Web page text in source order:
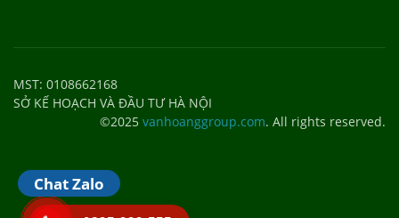
MST: 0108662168
SỞ KẾ HOẠCH VÀ ĐẦU TƯ HÀ NỘI
©2025 vanhoanggroup.com. All rights reserved.
Chat Zalo